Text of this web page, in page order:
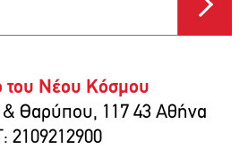
του Νέου Κόσμου
& Θαρύπου, 117 43 Αθήνα
2109212900